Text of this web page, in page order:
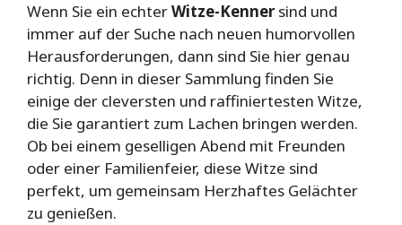
Wenn Sie ein echterWitze-Kennersind und
immer auf der Suche nach neuen humorvollen
Herausforderungen, dann sind Sie hier genau
richtig. Denn in dieser Sammlung finden Sie
einige der cleversten und raffiniertesten Witze,
die Sie garantiert zum Lachen bringen werden.
Ob bei einem geselligen Abend mit Freunden
oder einer Familienfeier, diese Witze sind
perfekt, um gemeinsam Herzhaftes Gelächter
zu genießen.